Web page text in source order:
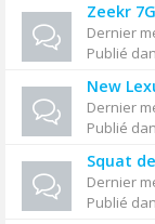
Zeekr
Dernier
Publié
New
Dernier
Publié
Squat
Dernier
Publié